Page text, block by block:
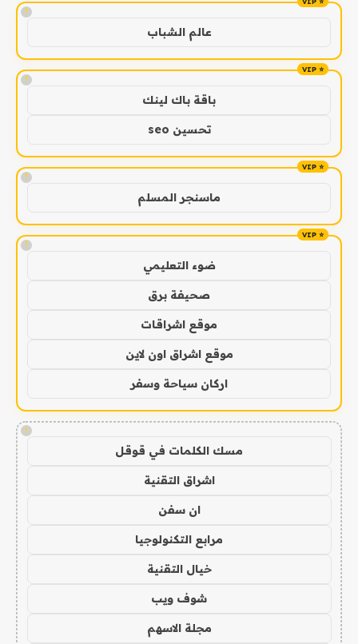
!
عالم الشباب
!
باقة باك لينك
تحسين seo
!
ماسنجر المسلم
!
ضوء التعليمي
صحيفة برق
موقع اشراقات
موقع اشراق اون لاين
اركان سياحة وسفر
!
مسك الكلمات في قوقل
اشراق التقنية
ان سفن
مرابع التكنولوجيا
خيال التقنية
شوف ويب
مجلة الاسهم